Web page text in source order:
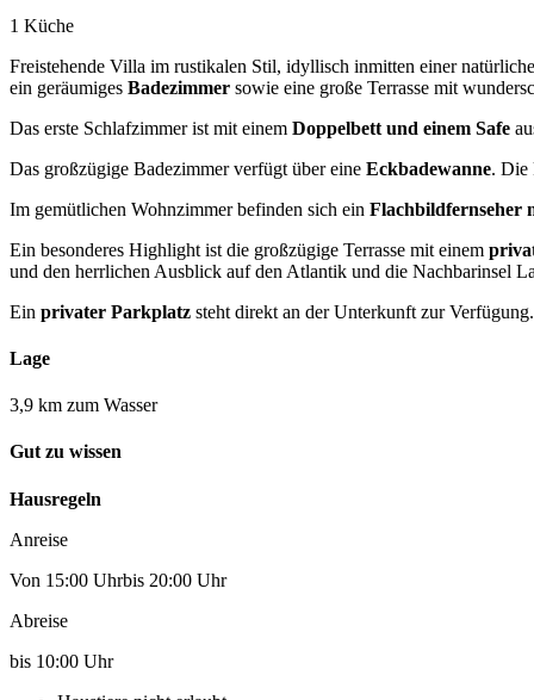
1 Küche
Freistehende Villa im rustikalen Stil, idyllisch inmitten einer
ein geräumiges Badezimmer sowie eine große Terrasse mit
Das erste Schlafzimmer ist mit einem Doppelbett und einem Safe
Das großzügige Badezimmer verfügt über eine Eckbadewanne. Die
Im gemütlichen Wohnzimmer befinden sich ein Flachbildfernseher
Ein besonderes Highlight ist die großzügige Terrasse mit einem
und den herrlichen Ausblick auf den Atlantik und die Nachbarinsel
Ein privater Parkplatz steht direkt an der Unterkunft zur Verfügung.
Lage
3,9 km zum Wasser
Gut zu wissen
Hausregeln
Anreise
Von 15:00 Uhrbis 20:00 Uhr
Abreise
bis 10:00 Uhr